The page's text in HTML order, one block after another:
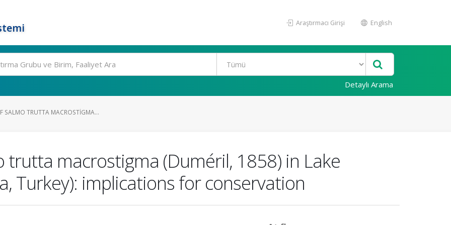
Araştırmacı Girişi English
Detaylı Arama
SALMO TRUTTA MACROSTIGMA...
trutta macrostigma (Duméril, 1858) in Lake
Turkey): implications for conservation